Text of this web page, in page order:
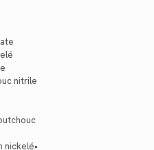
nitrile
nickelé•